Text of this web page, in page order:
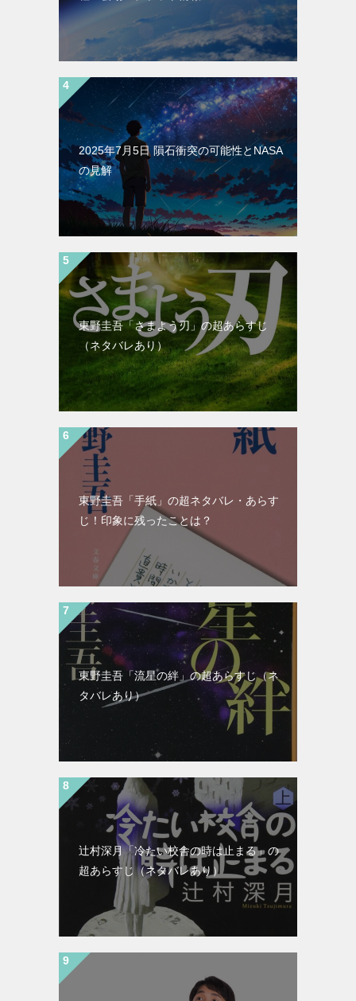
2025年7月5日 隕石衝突の可能性とNASA
の見解
東野圭吾「さまよう刃」の超あらすじ
（ネタバレあり）
東野圭吾「手紙」の超ネタバレ・あらす
じ！印象に残ったことは？
東野圭吾「流星の絆」の超あらすじ（ネ
タバレあり）
辻村深月「冷たい校舎の時は止まる」の
超あらすじ（ネタバレあり）